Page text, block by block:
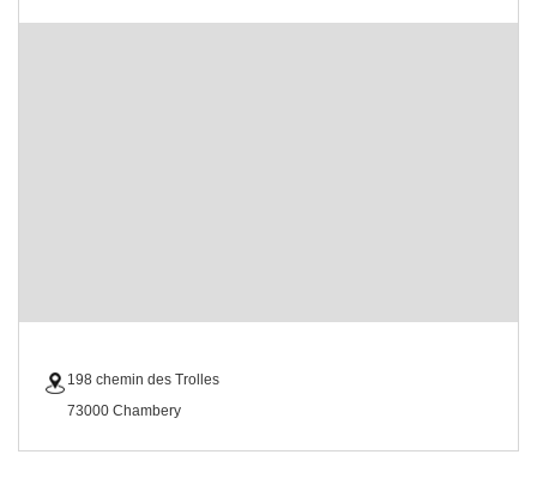
198 chemin des Trolles
73000 Chambery